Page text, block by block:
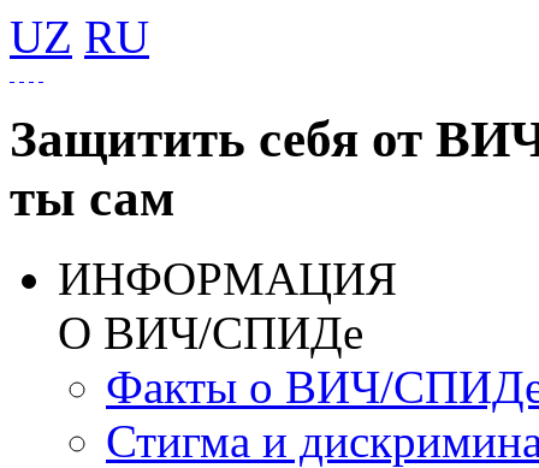
UZ RU
Защитить себя от
ты сам
ИНФОРМАЦИЯ
О ВИЧ/СПИДе
Факты о ВИЧ/
Стигма и